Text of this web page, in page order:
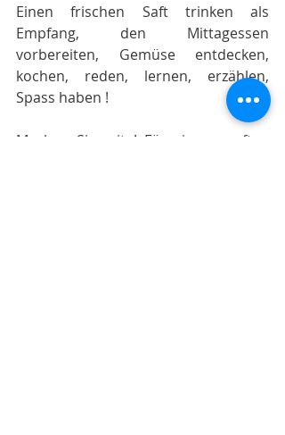
Einen frischen Saft trinken als
Empfang, den Mittagessen
vorbereiten, Gemüse entdecken,
kochen, reden, lernen, erzählen,
Spass haben !
Machen Sie mit ! Für einen sanften